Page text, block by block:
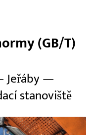
(GB/T)
Jeřáby —
stanoviště